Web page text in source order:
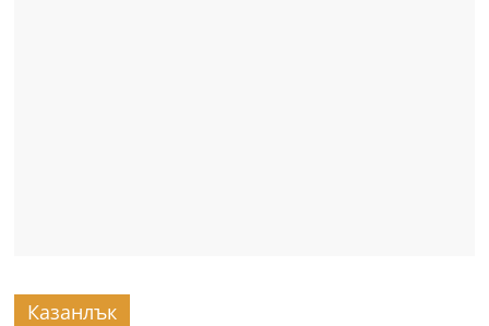
Казанлък